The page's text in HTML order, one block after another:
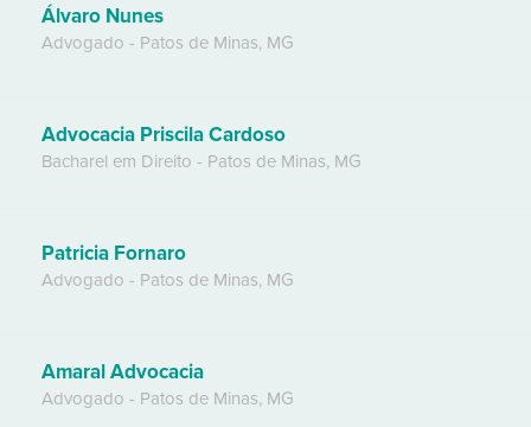
Álvaro Nunes
Advogado - Patos de Minas, MG
Advocacia Priscila Cardoso
Bacharel em Direito - Patos de Minas, MG
Patricia Fornaro
Advogado - Patos de Minas, MG
Amaral Advocacia
Advogado - Patos de Minas, MG